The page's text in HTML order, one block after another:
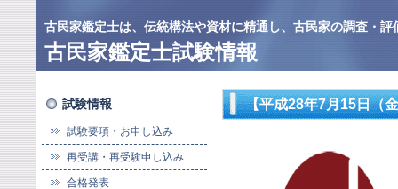
古民家鑑定士は、伝統構法や資材に精通し、古民家の調査・
古民家鑑定士試験情報
試験情報
試験要項・お申し込み
再受講・再受験申し込み
合格発表
【平成28年7月15日（